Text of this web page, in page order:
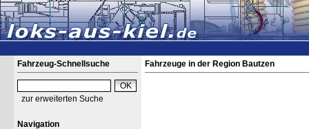
Fahrzeug-Schnellsuche
zur erweiterten Suche
Navigation
Fahrzeuge in der Region Bautzen